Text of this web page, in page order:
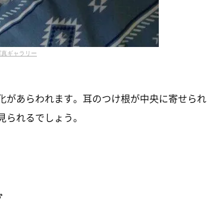
ギャラリー
あらわれます。耳のつけ根が中央に寄せられ
れるでしょう。